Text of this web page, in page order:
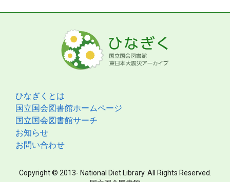
ひなぎくとは
国立国会図書館ホームページ
国立国会図書館サーチ
お知らせ
お問い合わせ
Copyright © 2013- National Diet Library. All Rights Reserved.